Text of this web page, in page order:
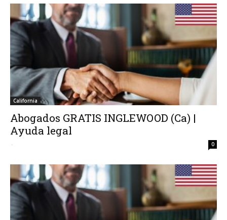
California
Abogados GRATIS INGLEWOOD (Ca) |
Ayuda legal
- 0